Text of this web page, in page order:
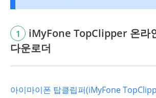
1
iMyFone TopClipper 온라
다운로더
아이마이폰 탑클립퍼(iMyFone